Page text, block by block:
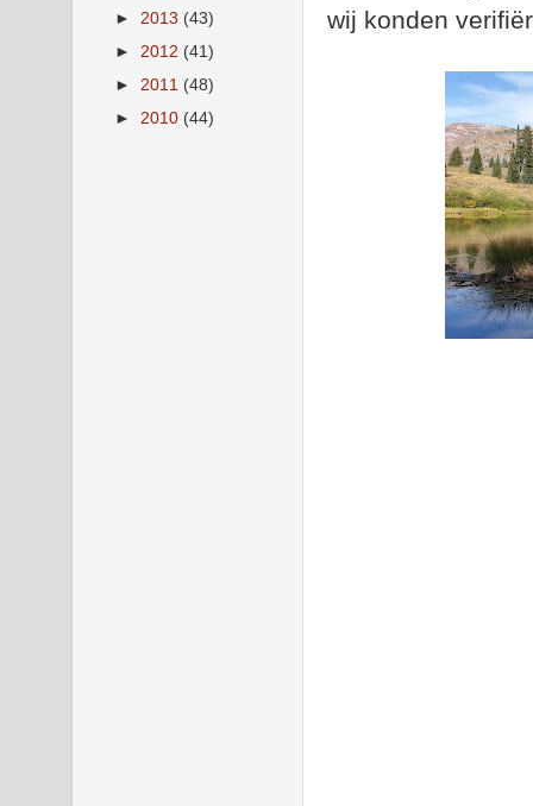
wij konden
► 2013 (43)
► 2012 (41)
► 2011 (48)
► 2010 (44)